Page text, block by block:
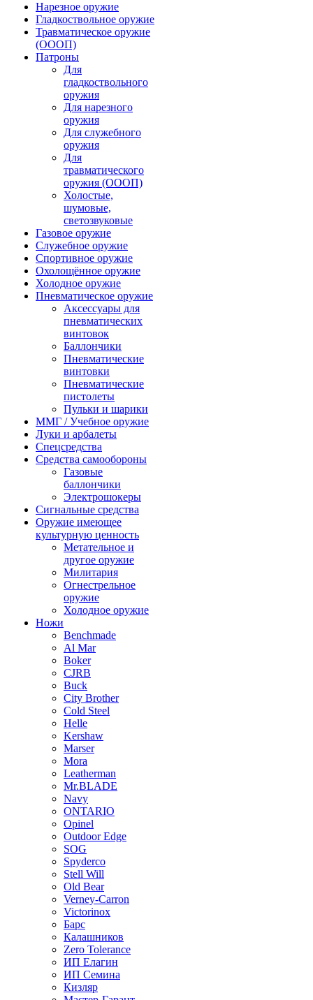
Нарезное оружие
Гладкоствольное оружие
Травматическое оружие
(ОООП)
Патроны
Для
гладкоствольного
оружия
Для нарезного
оружия
Для служебного
оружия
Для
травматического
оружия (ОООП)
Холостые,
шумовые,
светозвуковые
Газовое оружие
Служебное оружие
Спортивное оружие
Охолощённое оружие
Холодное оружие
Пневматическое оружие
Аксессуары для
пневматических
винтовок
Баллончики
Пневматические
винтовки
Пневматические
пистолеты
Пульки и шарики
ММГ / Учебное оружие
Луки и арбалеты
Спецсредства
Средства самообороны
Газовые
баллончики
Электрошокеры
Сигнальные средства
Оружие имеющее
культурную ценность
Метательное и
другое оружие
Милитария
Огнестрельное
оружие
Холодное оружие
Ножи
Benchmade
Al Mar
Boker
CJRB
Buck
City Brother
Cold Steel
Helle
Kershaw
Marser
Mora
Leatherman
Mr.BLADE
Navy
ONTARIO
Opinel
Outdoor Edge
SOG
Spyderco
Stell Will
Old Bear
Verney-Carron
Victorinox
Барс
Калашников
Zero Tolerance
ИП Елагин
ИП Семина
Кизляр